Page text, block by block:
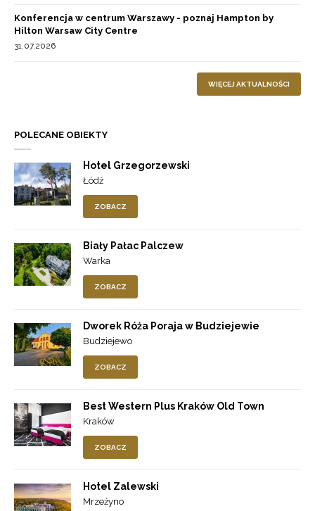
Konferencja w centrum Warszawy - poznaj Hampton by
Hilton Warsaw City Centre
31.07.2026
WIĘCEJ AKTUALNOŚCI
POLECANE OBIEKTY
Hotel Grzegorzewski
Łódź
ZOBACZ
Biały Pałac Palczew
Warka
ZOBACZ
Dworek Róża Poraja w Budziejewie
Budziejewo
ZOBACZ
Best Western Plus Kraków Old Town
Kraków
ZOBACZ
Hotel Zalewski
Mrzeżyno